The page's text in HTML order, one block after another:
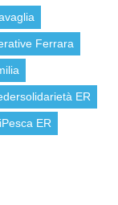
Ferrara
ER
ER